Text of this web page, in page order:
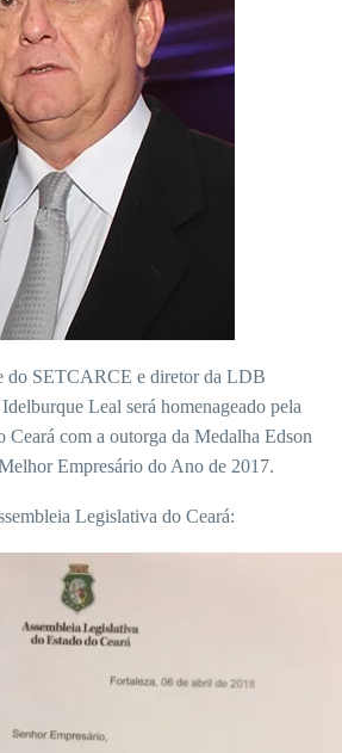
do SETCARCE e diretor da LDB
Leal será homenageado pela
Ceará com a outorga da Medalha Edson
Empresário do Ano de 2017.
Legislativa do Ceará: